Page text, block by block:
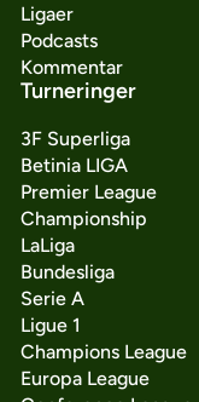
Ligaer
Podcasts
Kommentar
Turneringer
3F Superliga
Betinia LIGA
Premier League
Championship
LaLiga
Bundesliga
Serie A
Ligue 1
Champions League
Europa League